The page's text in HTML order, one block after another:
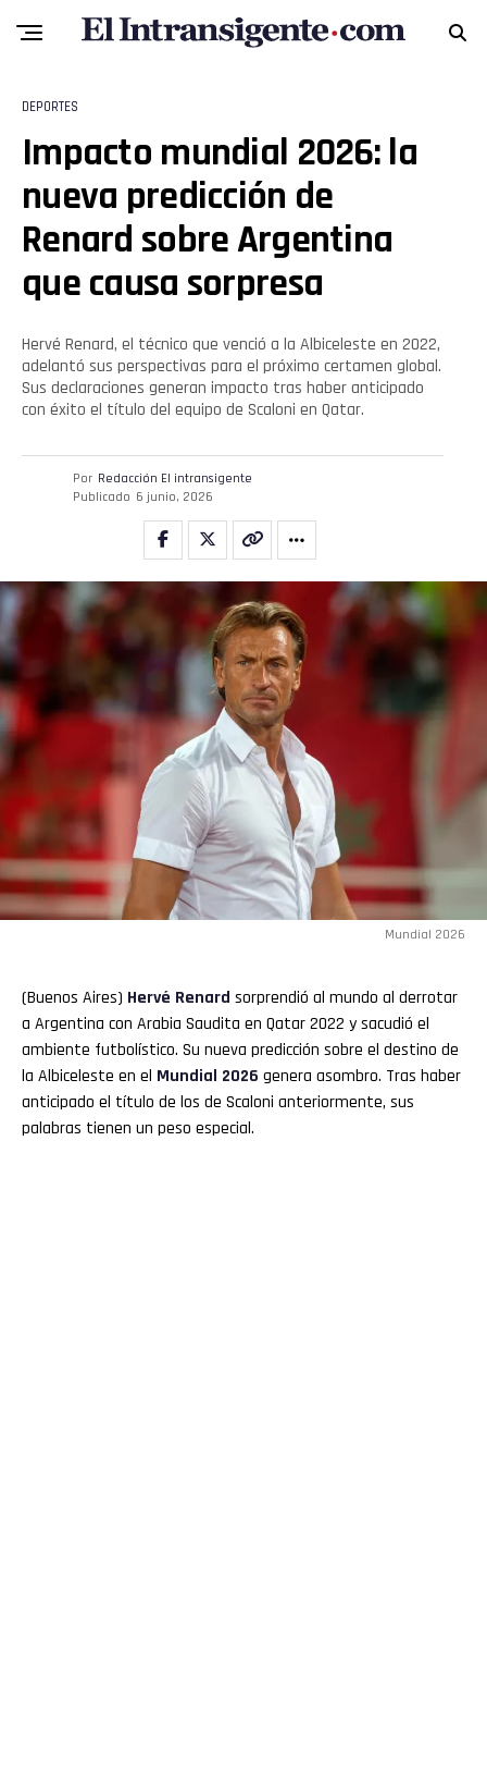
DEPORTES
Impacto mundial 2026: la
nueva predicción de
Renard sobre Argentina
que causa sorpresa
Hervé Renard, el técnico que venció a la Albiceleste en 2022,
adelantó sus perspectivas para el próximo certamen global.
Sus declaraciones generan impacto tras haber anticipado
con éxito el título del equipo de Scaloni en Qatar.
Por Redacción El intransigente
Publicado 6 junio, 2026
Mundial 2026
(Buenos Aires) Hervé Renard sorprendió al mundo al derrotar
a Argentina con Arabia Saudita en Qatar 2022 y sacudió el
ambiente futbolístico. Su nueva predicción sobre el destino de
la Albiceleste en el Mundial 2026 genera asombro. Tras haber
anticipado el título de los de Scaloni anteriormente, sus
palabras tienen un peso especial.
Reddit
Whatsapp
Email